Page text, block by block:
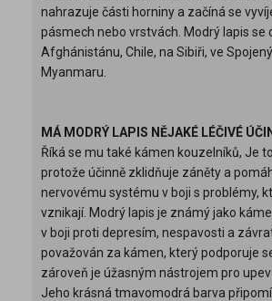
nahrazuje části horniny a začíná se
pásmech nebo vrstvách. Modrý lapis se
Afghánistánu, Chile, na Sibiři, ve
Myanmaru.
MÁ MODRÝ LAPIS NĚJAKÉ LÉČIVÉ
Říká se mu také kámen kouzelníků, Je
protože účinně zklidňuje záněty a
nervovému systému v boji s problémy,
vznikají. Modrý lapis je známý jako
v boji proti depresím, nespavosti a
považován za kámen, který podporuje
zároveň je úžasným nástrojem pro
Jeho krásná tmavomodrá barva